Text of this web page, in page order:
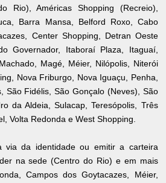
Rio), Américas Shopping (Recreio),
Barra Mansa, Belford Roxo, Cabo
Center Shopping, Detran Oeste
Governador, Itaboraí Plaza, Itaguaí,
Magé, Méier, Nilópolis, Niterói
Nova Friburgo, Nova Iguaçu, Penha,
São Fidélis, São Gonçalo (Neves), São
da Aldeia, Sulacap, Teresópolis, Três
Volta Redonda e West Shopping.
via da identidade ou emitir a carteira
na sede (Centro do Rio) e em mais
Campos dos Goytacazes, Méier,